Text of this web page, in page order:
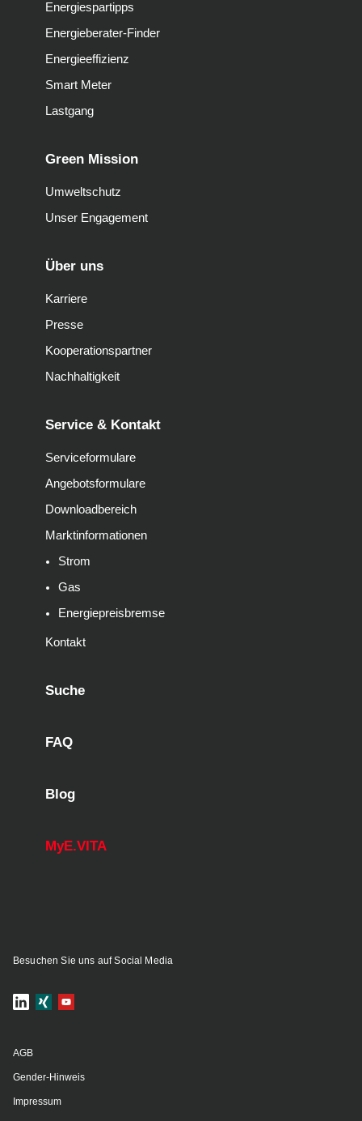
Energiespartipps
Energieberater-Finder
Energieeffizienz
Smart Meter
Lastgang
Green Mission
Umweltschutz
Unser Engagement
Über uns
Karriere
Presse
Kooperationspartner
Nachhaltigkeit
Service & Kontakt
Serviceformulare
Angebotsformulare
Downloadbereich
Marktinformationen
Strom
Gas
Energiepreisbremse
Kontakt
Suche
FAQ
Blog
MyE.VITA
Besuchen Sie uns auf Social Media
AGB
Gender-Hinweis
Impressum